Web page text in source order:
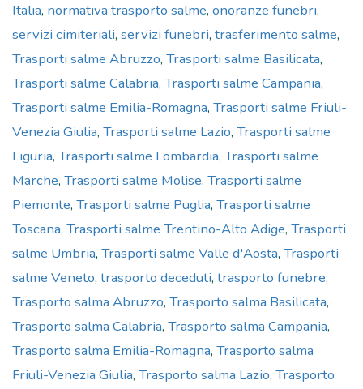
Italia, normativa trasporto salme, onoranze funebri,
servizi cimiteriali, servizi funebri, trasferimento salme,
Trasporti salme Abruzzo, Trasporti salme Basilicata,
Trasporti salme Calabria, Trasporti salme Campania,
Trasporti salme Emilia-Romagna, Trasporti salme Friuli-
Venezia Giulia, Trasporti salme Lazio, Trasporti salme
Liguria, Trasporti salme Lombardia, Trasporti salme
Marche, Trasporti salme Molise, Trasporti salme
Piemonte, Trasporti salme Puglia, Trasporti salme
Toscana, Trasporti salme Trentino-Alto Adige, Trasporti
salme Umbria, Trasporti salme Valle d'Aosta, Trasporti
salme Veneto, trasporto deceduti, trasporto funebre,
Trasporto salma Abruzzo, Trasporto salma Basilicata,
Trasporto salma Calabria, Trasporto salma Campania,
Trasporto salma Emilia-Romagna, Trasporto salma
Friuli-Venezia Giulia, Trasporto salma Lazio, Trasporto